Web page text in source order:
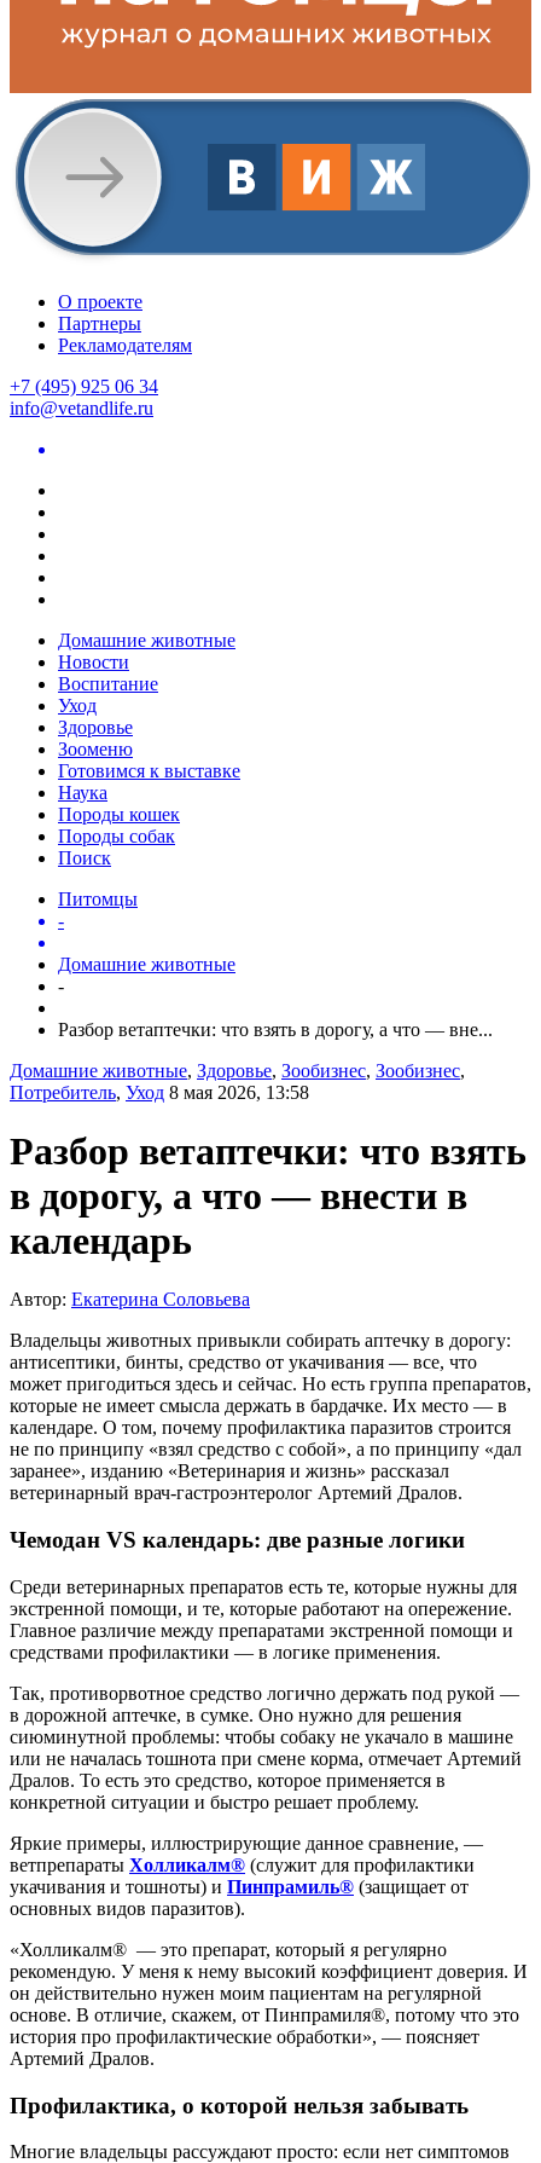
О проекте
Партнеры
Рекламодателям
+7 (495) 925 06 34
info@vetandlife.ru
Домашние животные
Новости
Воспитание
Уход
Здоровье
Зооменю
Готовимся к выставке
Наука
Породы кошек
Породы собак
Поиск
Питомцы
-
Домашние животные
-
Разбор ветаптечки: что взять в дорогу, а что — вне...
Домашние животные, Здоровье, Зообизнес, Зообизнес,
Потребитель, Уход 8 мая 2026, 13:58
Разбор ветаптечки: что взять
в дорогу, а что — внести в
календарь
Автор: Екатерина Соловьева
Владельцы животных привыкли собирать аптечку в дорогу:
антисептики, бинты, средство от укачивания — все, что
может пригодиться здесь и сейчас. Но есть группа препаратов,
которые не имеет смысла держать в бардачке. Их место — в
календаре. О том, почему профилактика паразитов строится
не по принципу «взял средство с собой», а по принципу «дал
заранее», изданию «Ветеринария и жизнь» рассказал
ветеринарный врач-гастроэнтеролог Артемий Дралов.
Чемодан VS календарь: две разные логики
Среди ветеринарных препаратов есть те, которые нужны для
экстренной помощи, и те, которые работают на опережение.
Главное различие между препаратами экстренной помощи и
средствами профилактики — в логике применения.
Так, противорвотное средство логично держать под рукой —
в дорожной аптечке, в сумке. Оно нужно для решения
сиюминутной проблемы: чтобы собаку не укачало в машине
или не началась тошнота при смене корма, отмечает Артемий
Дралов. То есть это средство, которое применяется в
конкретной ситуации и быстро решает проблему.
Яркие примеры, иллюстрирующие данное сравнение, —
ветпрепараты Холликалм® (служит для профилактики
укачивания и тошноты) и Пинпрамиль® (защищает от
основных видов паразитов).
«Холликалм® — это препарат, который я регулярно
рекомендую. У меня к нему высокий коэффициент доверия. И
он действительно нужен моим пациентам на регулярной
основе. В отличие, скажем, от Пинпрамиля®, потому что это
история про профилактические обработки», — поясняет
Артемий Дралов.
Профилактика, о которой нельзя забывать
Многие владельцы рассуждают просто: если нет симптомов